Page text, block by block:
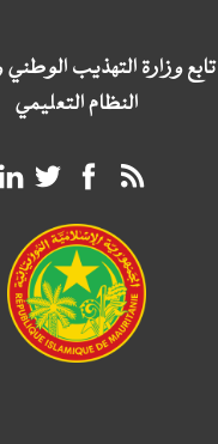
تابع وزارة التهذيب
النظام التعليمي